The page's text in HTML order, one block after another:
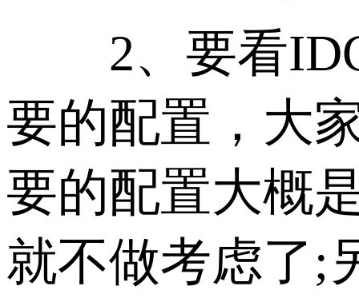
2、要看IDC
要的配置，大
要的配置大概
就不做考虑了;